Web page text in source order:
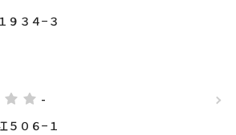
９３４−３
-
５０６−１